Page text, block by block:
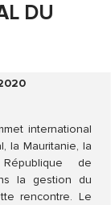
DU
international
la Mauritanie, la
de
la gestion du
rencontre. Le